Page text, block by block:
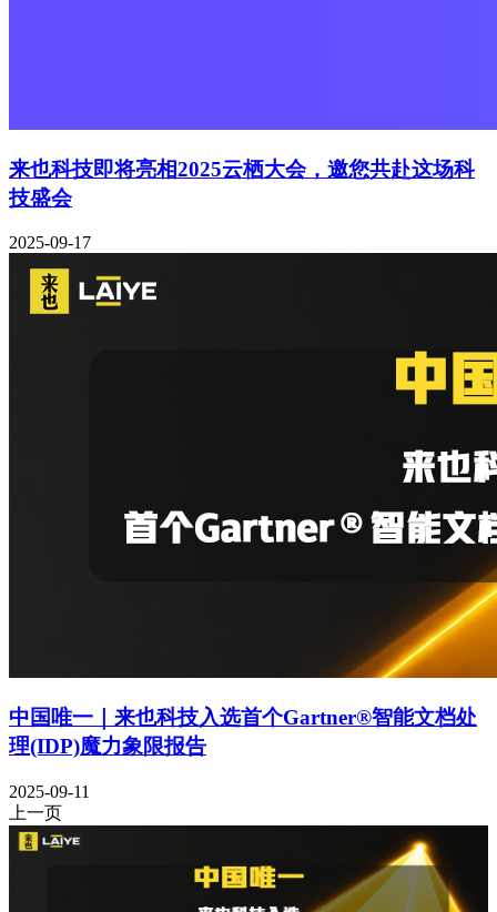
来也科技即将亮相2025云栖大会，邀您共赴这场科
技盛会
2025-09-17
中国唯一｜来也科技入选首个Gartner®智能文档处
理(IDP)魔力象限报告
2025-09-11
上一页